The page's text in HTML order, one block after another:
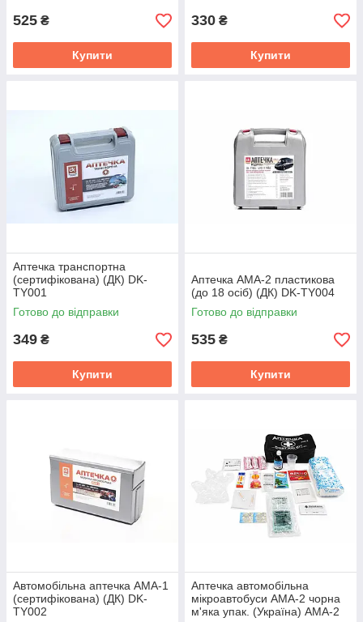
525 ₴
Купити
330 ₴
Купити
Аптечка транспортна
(сертифікована) (ДК) DK-
TY001
Готово до відправки
349 ₴
Купити
Аптечка АМА-2 пластикова
(до 18 осіб) (ДК) DK-TY004
Готово до відправки
535 ₴
Купити
Автомобільна аптечка АМА-1
(сертифікована) (ДК) DK-
TY002
Аптечка автомобiльна
мiкроавтобуси АМА-2 чорна
м'яка упак. (Україна) АМА-2